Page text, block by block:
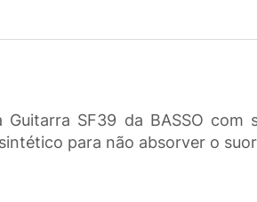
Guitarra SF39 da BASSO
para não absorver o